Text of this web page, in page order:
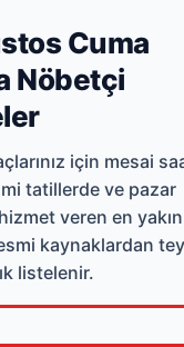
Cuma
Nöbetçi
için mesai
tatillerde ve pazar
veren en
kaynaklardan
listelenir.